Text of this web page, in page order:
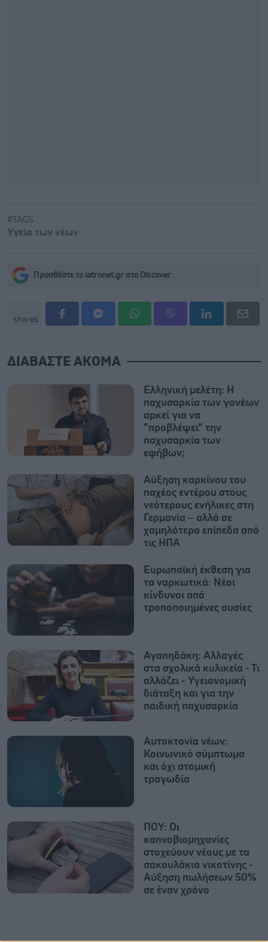
#TAGS
Υγεία των νέων
Προσθέστε το iatronet.gr στο Discover
shares
ΔΙΑΒΑΣΤΕ ΑΚΟΜΑ
Ελληνική μελέτη: Η
παχυσαρκία των γονέων
αρκεί για να
"προβλέψει" την
παχυσαρκία των
εφήβων;
Αύξηση καρκίνου του
παχέος εντέρου στους
νεότερους ενήλικες στη
Γερμανία – αλλά σε
χαμηλότερα επίπεδα από
τις ΗΠΑ
Ευρωπαϊκή έκθεση για
τα ναρκωτικά: Νέοι
κίνδυνοι από
τροποποιημένες ουσίες
Αγαπηδάκη: Αλλαγές
στα σχολικά κυλικεία - Τι
αλλάζει - Υγειονομική
διάταξη και για την
παιδική παχυσαρκία
Αυτοκτονία νέων:
Κοινωνικό σύμπτωμα
και όχι ατομική
τραγωδία
ΠΟΥ: Οι
καπνοβιομηχανίες
στοχεύουν νέους με τα
σακουλάκια νικοτίνης -
Αύξηση πωλήσεων 50%
σε έναν χρόνο